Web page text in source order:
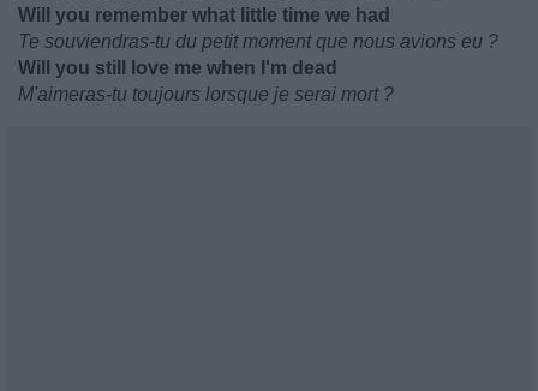
Will you remember what little time we had
Te souviendras-tu du petit moment que nous avions eu ?
Will you still love me when I'm dead
M'aimeras-tu toujours lorsque je serai mort ?